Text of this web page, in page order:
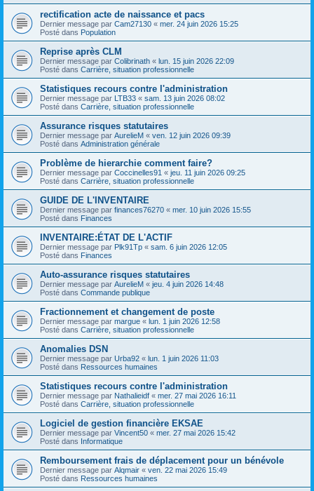
rectification acte de naissance et pacs
Dernier message par Cam27130 « mer. 24 juin 2026 15:25
Posté dans Population
Reprise après CLM
Dernier message par Colibrinath « lun. 15 juin 2026 22:09
Posté dans Carrière, situation professionnelle
Statistiques recours contre l'administration
Dernier message par LTB33 « sam. 13 juin 2026 08:02
Posté dans Carrière, situation professionnelle
Assurance risques statutaires
Dernier message par AurelieM « ven. 12 juin 2026 09:39
Posté dans Administration générale
Problème de hierarchie comment faire?
Dernier message par Coccinelles91 « jeu. 11 juin 2026 09:25
Posté dans Carrière, situation professionnelle
GUIDE DE L'INVENTAIRE
Dernier message par finances76270 « mer. 10 juin 2026 15:55
Posté dans Finances
INVENTAIRE:ÉTAT DE L'ACTIF
Dernier message par Plk91Tp « sam. 6 juin 2026 12:05
Posté dans Finances
Auto-assurance risques statutaires
Dernier message par AurelieM « jeu. 4 juin 2026 14:48
Posté dans Commande publique
Fractionnement et changement de poste
Dernier message par margue « lun. 1 juin 2026 12:58
Posté dans Carrière, situation professionnelle
Anomalies DSN
Dernier message par Urba92 « lun. 1 juin 2026 11:03
Posté dans Ressources humaines
Statistiques recours contre l'administration
Dernier message par Nathalieidf « mer. 27 mai 2026 16:11
Posté dans Carrière, situation professionnelle
Logiciel de gestion financière EKSAE
Dernier message par Vincent50 « mer. 27 mai 2026 15:42
Posté dans Informatique
Remboursement frais de déplacement pour un bénévole
Dernier message par Alqmair « ven. 22 mai 2026 15:49
Posté dans Ressources humaines